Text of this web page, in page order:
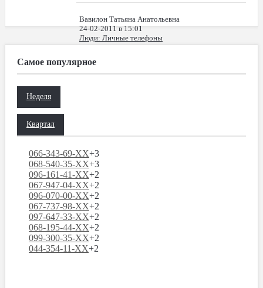
Вавилон Татьяна Анатольевна
24-02-2011 в 15:01
Люди: Личные телефоны
Самое популярное
Неделя
Квартал
066-343-69-XX+3
068-540-35-XX+3
096-161-41-XX+2
067-947-04-XX+2
096-070-00-XX+2
067-737-98-XX+2
097-647-33-XX+2
068-195-44-XX+2
099-300-35-XX+2
044-354-11-XX+2